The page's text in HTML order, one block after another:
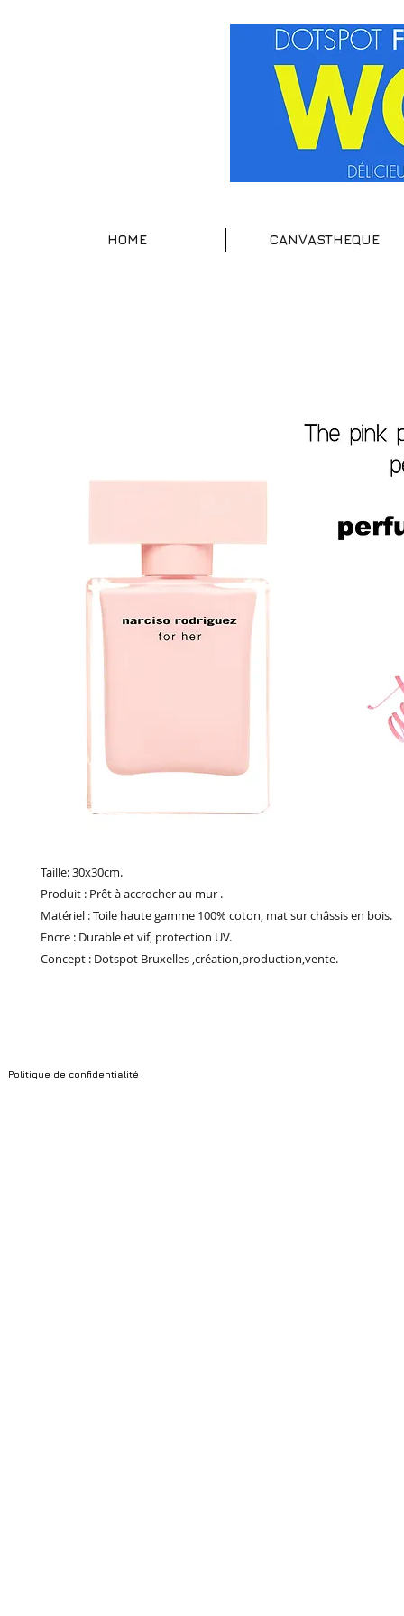
HOME CANVASTHEQUE
Taille: 30x30cm.
Produit : Prêt à accrocher au mur .
Matériel : Toile haute gamme 100% coton, mat sur châssis en bois.
Encre : Durable et vif, protection UV.
Concept : Dotspot Bruxelles ,création,production,vente.
Politique de confidentialité